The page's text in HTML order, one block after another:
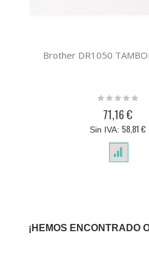
Brother DR1050
Rating:
71,16 €
58,81 €
¡HEMOS ENCONTRADO